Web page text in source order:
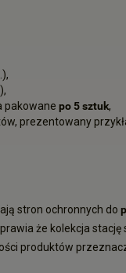
pakowane po 5 sztuk,
prezentowany
stron ochronnych do
że kolekcja stację
produktów